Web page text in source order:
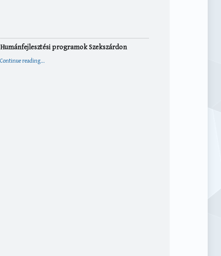
Humánfejlesztési programok Szekszárdon
Continue reading…